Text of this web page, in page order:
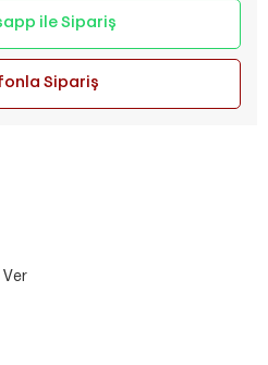
ile Sipariş
Sipariş